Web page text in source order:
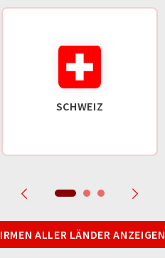
SCHWEIZ
ALLER LÄNDER ANZEIGEN